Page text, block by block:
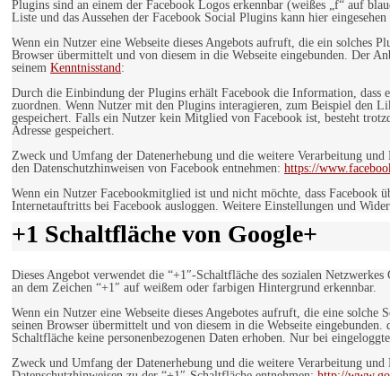
Plugins sind an einem der Facebook Logos erkennbar (weißes „f“ auf
Liste und das Aussehen der Facebook Social Plugins kann hier eingesehen
Wenn ein Nutzer eine Webseite dieses Angebots aufruft, die ein
Browser übermittelt und von diesem in die Webseite eingebunden. Der
seinem Kenntnisstand:
Durch die Einbindung der Plugins erhält Facebook die Information, dass
zuordnen. Wenn Nutzer mit den Plugins interagieren, zum Beispiel den
gespeichert. Falls ein Nutzer kein Mitglied von Facebook ist, besteht
Adresse gespeichert.
Zweck und Umfang der Datenerhebung und die weitere Verarbeitung
den Datenschutzhinweisen von Facebook entnehmen: https://
Wenn ein Nutzer Facebookmitglied ist und nicht möchte, dass Facebook
Internetauftritts bei Facebook ausloggen. Weitere Einstellungen und
+1 Schaltfläche von Google+
Dieses Angebot verwendet die “+1″-Schaltfläche des sozialen
an dem Zeichen “+1″ auf weißem oder farbigen Hintergrund erkennbar.
Wenn ein Nutzer eine Webseite dieses Angebotes aufruft, die eine
seinen Browser übermittelt und von diesem in die Webseite
Schaltfläche keine personenbezogenen Daten erhoben. Nur bei
Zweck und Umfang der Datenerhebung und die weitere Verarbeitung